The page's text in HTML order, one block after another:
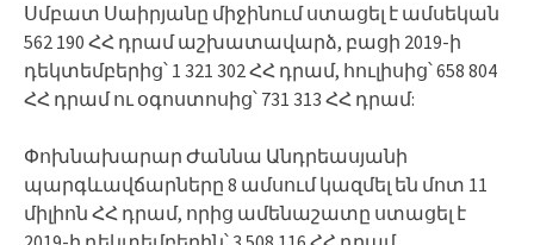
Սմբատ Սաիրյանը միջինում ստացել է ամսեկան
562 190 ՀՀ դրամ աշխատավարձ, բացի 2019-ի
դեկտեմբերից՝ 1 321 302 ՀՀ դրամ, հուլիսից՝ 658 804
ՀՀ դրամ ու օգոստոսից՝ 731 313 ՀՀ դրամ:
Փոխնախարար Ժաննա Անդրեասյանի
պարգևավճարները 8 ամսում կազմել են մոտ 11
միլիոն ՀՀ դրամ, որից ամենաշատը ստացել է